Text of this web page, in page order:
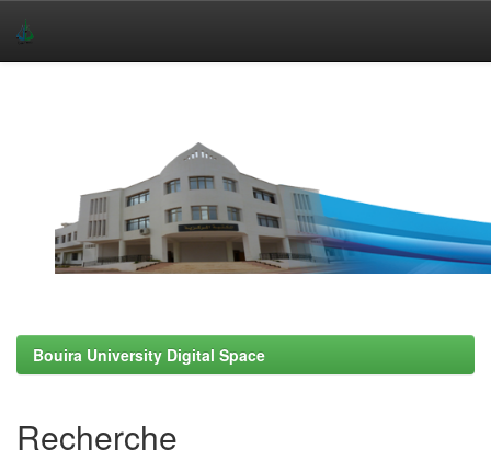
Bouira University Digital Space
Recherche